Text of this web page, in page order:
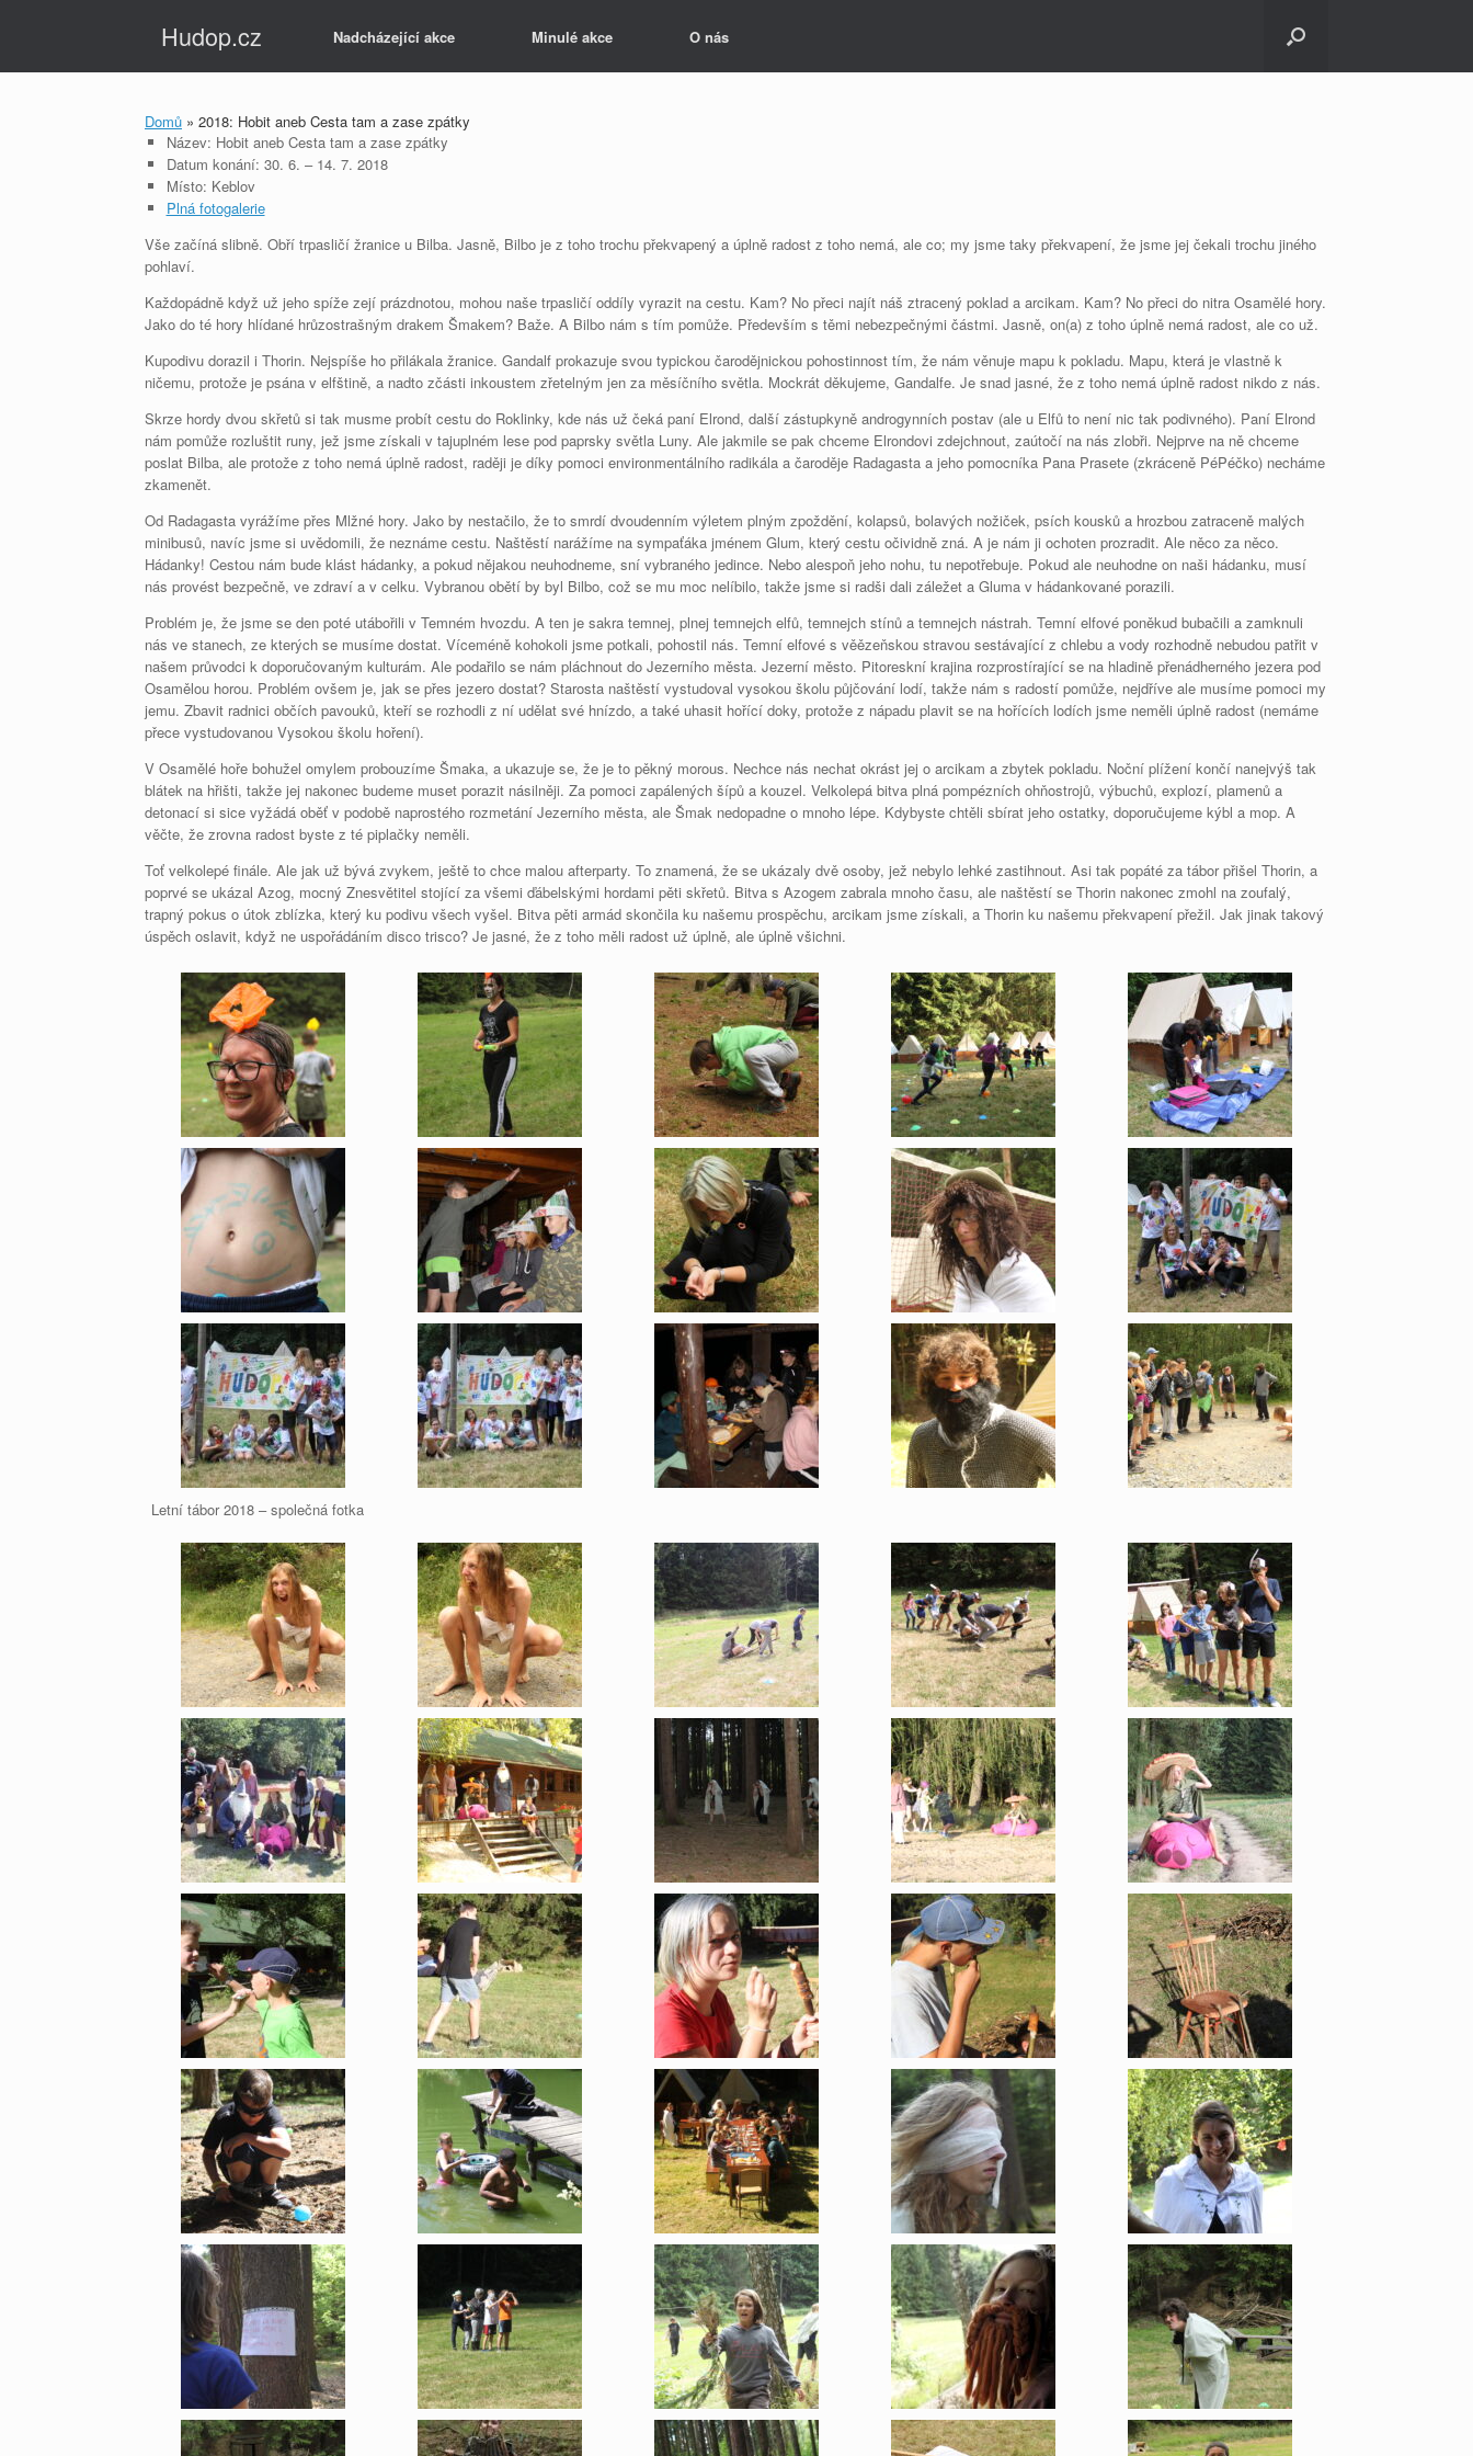
Hudop.cz Nadcházející akce Minulé akce O nás
Domů » 2018: Hobit aneb Cesta tam a zase zpátky
Název: Hobit aneb Cesta tam a zase zpátky
Datum konání: 30. 6. – 14. 7. 2018
Místo: Keblov
Plná fotogalerie
Vše začíná slibně. Obří trpasličí žranice u Bilba. Jasně, Bilbo je z toho trochu překvapený a úplně radost z toho nemá, ale co; my jsme taky překvapení, že jsme jej čekali trochu jiného
pohlaví.
Každopádně když už jeho spíže zejí prázdnotou, mohou naše trpasličí oddíly vyrazit na cestu. Kam? No přeci najít náš ztracený poklad a arcikam. Kam? No přeci do nitra Osamělé hory.
Jako do té hory hlídané hrůzostrašným drakem Šmakem? Baže. A Bilbo nám s tím pomůže. Především s těmi nebezpečnými částmi. Jasně, on(a) z toho úplně nemá radost, ale co už.
Kupodivu dorazil i Thorin. Nejspíše ho přilákala žranice. Gandalf prokazuje svou typickou čarodějnickou pohostinnost tím, že nám věnuje mapu k pokladu. Mapu, která je vlastně k
ničemu, protože je psána v elfštině, a nadto zčásti inkoustem zřetelným jen za měsíčního světla. Mockrát děkujeme, Gandalfe. Je snad jasné, že z toho nemá úplně radost nikdo z nás.
Skrze hordy dvou skřetů si tak musme probít cestu do Roklinky, kde nás už čeká paní Elrond, další zástupkyně androgynních postav (ale u Elfů to není nic tak podivného). Paní Elrond
nám pomůže rozluštit runy, jež jsme získali v tajuplném lese pod paprsky světla Luny. Ale jakmile se pak chceme Elrondovi zdejchnout, zaútočí na nás zlobři. Nejprve na ně chceme
poslat Bilba, ale protože z toho nemá úplně radost, raději je díky pomoci environmentálního radikála a čaroděje Radagasta a jeho pomocníka Pana Prasete (zkráceně PéPéčko) necháme
zkamenět.
Od Radagasta vyrážíme přes Mlžné hory. Jako by nestačilo, že to smrdí dvoudenním výletem plným zpoždění, kolapsů, bolavých nožiček, psích kousků a hrozbou zatraceně malých
minibusů, navíc jsme si uvědomili, že neznáme cestu. Naštěstí narážíme na sympaťáka jménem Glum, který cestu očividně zná. A je nám ji ochoten prozradit. Ale něco za něco.
Hádanky! Cestou nám bude klást hádanky, a pokud nějakou neuhodneme, sní vybraného jedince. Nebo alespoň jeho nohu, tu nepotřebuje. Pokud ale neuhodne on naši hádanku, musí
nás provést bezpečně, ve zdraví a v celku. Vybranou obětí by byl Bilbo, což se mu moc nelíbilo, takže jsme si radši dali záležet a Gluma v hádankované porazili.
Problém je, že jsme se den poté utábořili v Temném hvozdu. A ten je sakra temnej, plnej temnejch elfů, temnejch stínů a temnejch nástrah. Temní elfové poněkud bubačili a zamknuli
nás ve stanech, ze kterých se musíme dostat. Víceméně kohokoli jsme potkali, pohostil nás. Temní elfové s věězeňskou stravou sestávající z chlebu a vody rozhodně nebudou patřit v
našem průvodci k doporučovaným kulturám. Ale podařilo se nám pláchnout do Jezerního města. Jezerní město. Pitoreskní krajina rozprostírající se na hladině přenádherného jezera pod
Osamělou horou. Problém ovšem je, jak se přes jezero dostat? Starosta naštěstí vystudoval vysokou školu půjčování lodí, takže nám s radostí pomůže, nejdříve ale musíme pomoci my
jemu. Zbavit radnici občích pavouků, kteří se rozhodli z ní udělat své hnízdo, a také uhasit hořící doky, protože z nápadu plavit se na hořících lodích jsme neměli úplně radost (nemáme
přece vystudovanou Vysokou školu hoření).
V Osamělé hoře bohužel omylem probouzíme Šmaka, a ukazuje se, že je to pěkný morous. Nechce nás nechat okrást jej o arcikam a zbytek pokladu. Noční plížení končí nanejvýš tak
blátek na hřišti, takže jej nakonec budeme muset porazit násilněji. Za pomoci zapálených šípů a kouzel. Velkolepá bitva plná pompézních ohňostrojů, výbuchů, explozí, plamenů a
detonací si sice vyžádá oběť v podobě naprostého rozmetání Jezerního města, ale Šmak nedopadne o mnoho lépe. Kdybyste chtěli sbírat jeho ostatky, doporučujeme kýbl a mop. A
věčte, že zrovna radost byste z té piplačky neměli.
Toť velkolepé finále. Ale jak už bývá zvykem, ještě to chce malou afterparty. To znamená, že se ukázaly dvě osoby, jež nebylo lehké zastihnout. Asi tak popáté za tábor přišel Thorin, a
poprvé se ukázal Azog, mocný Znesvětitel stojící za všemi ďábelskými hordami pěti skřetů. Bitva s Azogem zabrala mnoho času, ale naštěstí se Thorin nakonec zmohl na zoufalý,
trapný pokus o útok zblízka, který ku podivu všech vyšel. Bitva pěti armád skončila ku našemu prospěchu, arcikam jsme získali, a Thorin ku našemu překvapení přežil. Jak jinak takový
úspěch oslavit, když ne uspořádáním disco trisco? Je jasné, že z toho měli radost už úplně, ale úplně všichni.
Letní tábor 2018 – společná fotka